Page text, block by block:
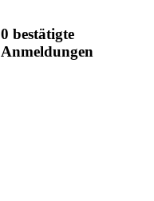
0 bestätigte
Anmeldungen